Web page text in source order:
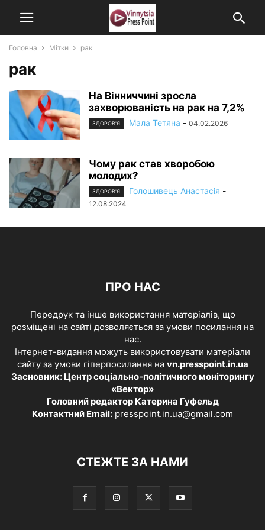
Головна Мітки рак
рак
На Вінниччині зросла
захворюваність на рак на 7,2%
ЗДОРОВ'Я Мала Тетяна - 04.02.2026
Чому рак став хворобою
молодих?
ЗДОРОВ'Я Голошивець Анастасія -
12.08.2024
ПРО НАС
Передрук та інше використання матеріалів, що
розміщені на сайті дозволяється за умови посилання на
нас.
Інтернет-видання можуть використовувати матеріали
сайту за умови гіперпосилання на vn.presspoint.in.ua
Засновник: Центр соціально-політичного моніторингу
«Вектор»
Головний редактор Катерина Гуфельд
Контактний Email: presspoint.in.ua@gmail.com
СТЕЖТЕ ЗА НАМИ